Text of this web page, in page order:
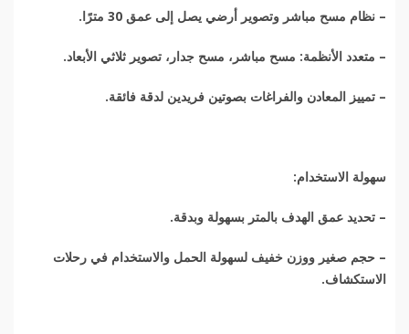
– نظام مسح مباشر وتصوير أرضي يصل إلى عمق 30 مترًا .
– متعدد الأنظمة: مسح مباشر، مسح جدار، تصوير ثلاثي الأبعاد.
– تمييز المعادن والفراغات بصوتين فريدين لدقة فائقة.
سهولة الاستخدام:
– تحديد عمق الهدف بالمتر بسهولة وبدقة.
– حجم صغير ووزن خفيف لسهولة الحمل والاستخدام في رحلات
الاستكشاف.